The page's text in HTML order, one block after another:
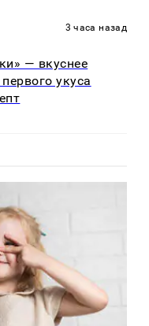
3 часа назад
— вкуснее
укуса